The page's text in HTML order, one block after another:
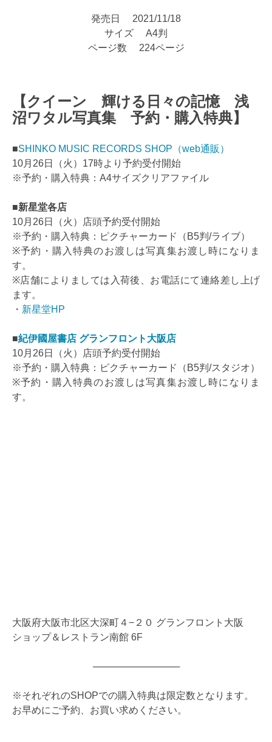
発売日 2021/11/18
サイズ A4判
ページ数 224ページ
【クイーン 輝ける日々の記憶 浅
沼ワタル写真集 予約・購入特典】
■SHINKO MUSIC RECORDS SHOP（web通販）
10月26日（火）17時より予約受付開始
※予約・購入特典：A4サイズクリアファイル
■新星堂各店
10月26日（火）店頭予約受付開始
※予約・購入特典：ピクチャーカード（B5判/ライブ）
※予約・購入特典のお渡しは写真集お渡し時になりま
す。
※店舗によりましては入荷後、お電話にて連絡差し上げ
ます。
・ 新星堂HP
■紀伊國屋書店 グランフロント大阪店
10月26日（火）店頭予約受付開始
※予約・購入特典：ピクチャーカード（B5判/スタジオ）
※予約・購入特典のお渡しは写真集お渡し時になりま
す。
大阪府大阪市北区大深町４−２０ グランフロント大阪
ショップ＆レストラン南館 6F
─────────────
※それぞれのSHOPでの購入特典は限定数となります。
お早めにご予約、お買い求めください。